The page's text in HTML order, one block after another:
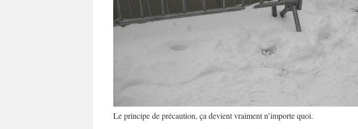
Le principe de précaution, ça devient vraiment n’importe quoi.